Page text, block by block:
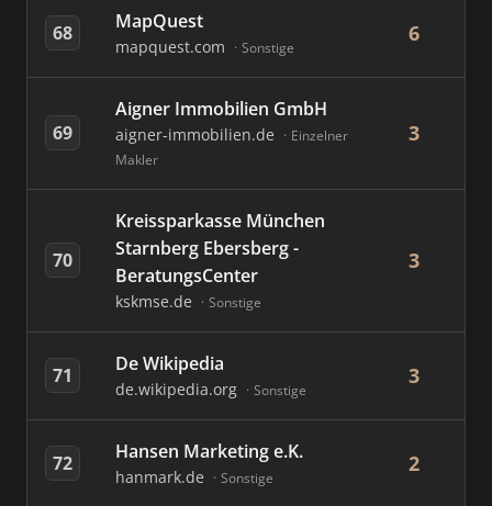
68 MapQuest
mapquest.com Sonstige
6
69
Aigner Immobilien GmbH
aigner-immobilien.de
Einzelner
Makler
3
70
Kreissparkasse München
Starnberg Ebersberg -
BeratungsCenter
kskmse.de Sonstige
3
71 De Wikipedia
de.wikipedia.org Sonstige
3
72 Hansen Marketing e.K.
hanmark.de Sonstige
2